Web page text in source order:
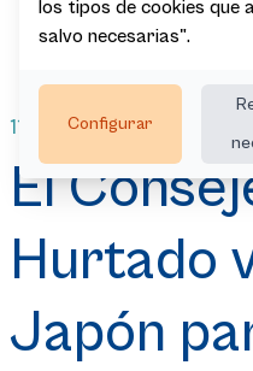
11.10.2023
El
Hurtado
Japón
los tipos de cookies que
salvo necesarias".
Configurar